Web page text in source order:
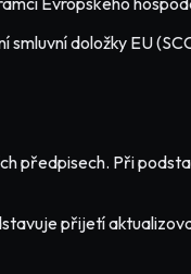
doložky EU
předpisech. Při
přijetí